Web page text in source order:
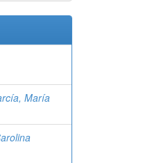
María